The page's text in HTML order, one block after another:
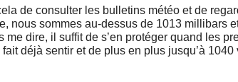
de consulter les bulletins météo et de
nous sommes au-dessus de 1013 millibars
dire, il suffit de s’en protéger quand les
déjà sentir et de plus en plus jusqu’à 1040